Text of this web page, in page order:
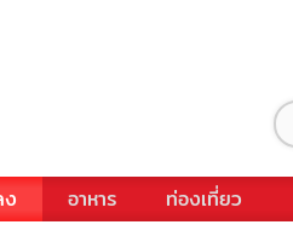
ง อาหาร ท่องเที่ยว